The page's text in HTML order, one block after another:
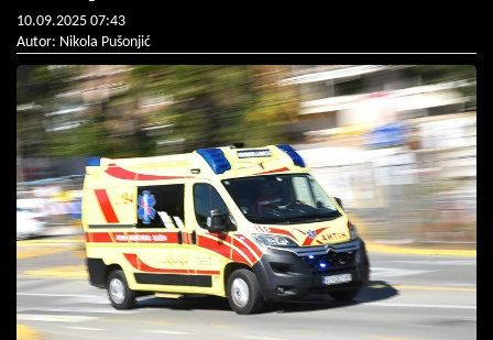
10.09.2025 07:43
Autor: Nikola Pušonjić